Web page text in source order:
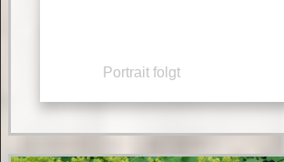
Portrait folgt